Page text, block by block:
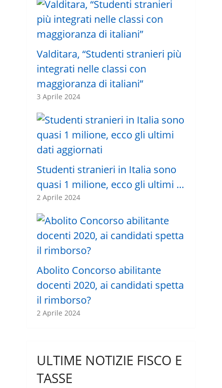
Valditara, “Studenti stranieri più
integrati nelle classi con
maggioranza di italiani”
3 Aprile 2024
Studenti stranieri in Italia sono
quasi 1 milione, ecco gli ultimi …
2 Aprile 2024
Abolito Concorso abilitante
docenti 2020, ai candidati spetta
il rimborso?
2 Aprile 2024
ULTIME NOTIZIE FISCO E
TASSE